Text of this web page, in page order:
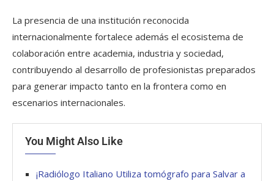
La presencia de una institución reconocida
internacionalmente fortalece además el ecosistema de
colaboración entre academia, industria y sociedad,
contribuyendo al desarrollo de profesionistas preparados
para generar impacto tanto en la frontera como en
escenarios internacionales.
You Might Also Like
¡Radiólogo Italiano Utiliza tomógrafo para Salvar a